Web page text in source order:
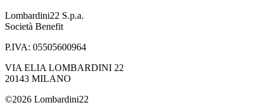
Lombardini22 S.p.a.
Società Benefit
P.IVA: 05505600964
VIA ELIA LOMBARDINI 22
20143 MILANO
©2026 Lombardini22